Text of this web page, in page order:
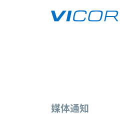
实况网络研讨会
媒体通知